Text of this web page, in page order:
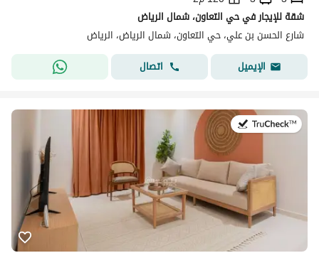
شقة للإيجار في حي التعاون، شمال الرياض
شارع الحسن بن علي، حي التعاون، شمال الرياض، الرياض
الإيميل
اتصال
في:20 يوليو 2026